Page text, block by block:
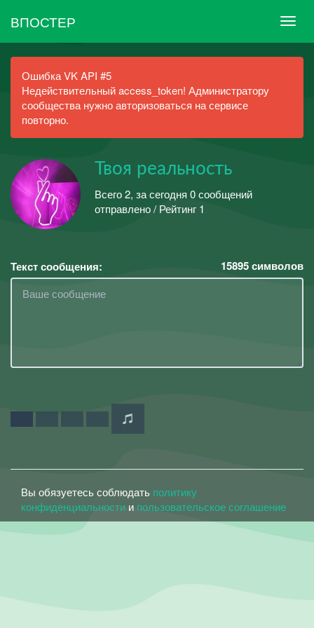
ВПОСТЕР
Ошибка VK API #5
Недействительный access_token! Администратору
сообщества нужно авторизоваться на сервисе
повторно.
Твоя реальность
Всего 2, за сегодня 0 сообщений
отправлено / Рейтинг 1
Текст сообщения: 15895символов
Вы обязуетесь соблюдать политику
конфиденциальности и пользовательское соглашение